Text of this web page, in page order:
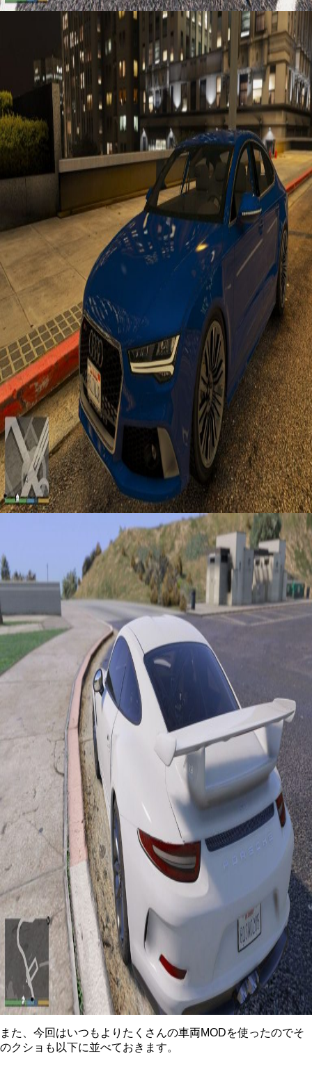
また、今回はいつもよりたくさんの車両MODを使ったのでそ
のクショも以下に並べておきます。